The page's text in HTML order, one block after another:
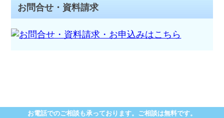
お問合せ・資料請求
お電話でのご相談も承っております。ご相談は無料です。